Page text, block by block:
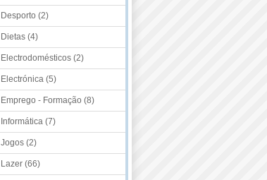
Desporto (2)
Dietas (4)
Electrodomésticos (2)
Electrónica (5)
Emprego - Formação (8)
Informática (7)
Jogos (2)
Lazer (66)